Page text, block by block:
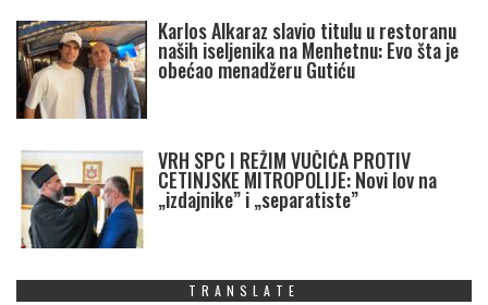
Karlos Alkaraz slavio titulu u restoranu
naših iseljenika na Menhetnu: Evo šta je
obećao menadžeru Gutiću
VRH SPC I REŽIM VUČIĆA PROTIV
CETINJSKE MITROPOLIJE: Novi lov na
„izdajnike” i „separatiste”
TRANSLATE